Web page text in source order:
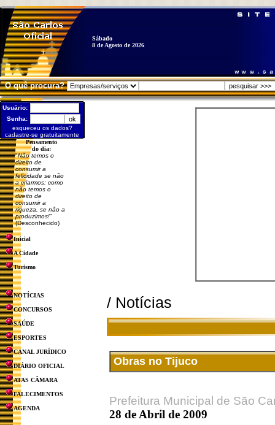
Sábado
8 de Agosto de 2026
O quê procura?
Usuário:
Senha:
esqueceu os dados?
cadastre-se gratuitamente
Pensamento
do dia:
"Não temos o
direito de
consumir a
felicidade se não
a criarmos: como
não temos o
direito de
consumir a
riqueza, se não a
produzimos!"
(Desconhecido)
Inicial
A Cidade
Turismo
NOTÍCIAS
CONCURSOS
SAÚDE
ESPORTES
CANAL JURÍDICO
DIÁRIO OFICIAL
ATAS CÂMARA
FALECIMENTOS
AGENDA
/ Notícias
Obras no Tijuco
Prefeitura Municipal de São
28 de Abril de 2009